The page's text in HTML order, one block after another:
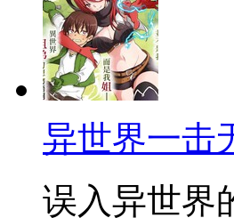
异世界一击
误入异世界